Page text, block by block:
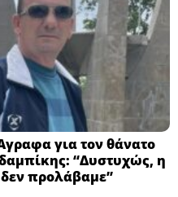
για τον θάνατο
“Δυστυχώς, η
προλάβαμε”